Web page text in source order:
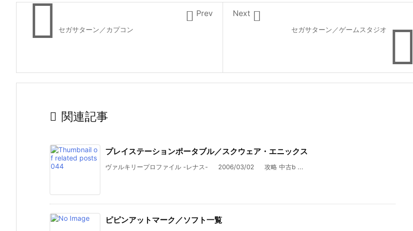

セガサターン／ゲームスタジオ

Next
 セガサターン／カプコン
 Prev
 関連記事
プレイステーションポータブル／スクウェア・エニックス
ヴァルキリープロファイル -レナス- 2006/03/02 攻略 中古b ...
ピピンアットマーク／ソフト一覧